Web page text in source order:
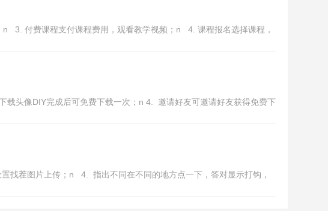
3. 付费课程支付课程费用，观看教学视频；n 4. 课程报名选择课程，
头像DIY完成后可免费下载一次；n 4. 邀请好友可邀请好友获得免费下
茬图片上传；n 4. 指出不同在不同的地方点一下，答对显示打钩，